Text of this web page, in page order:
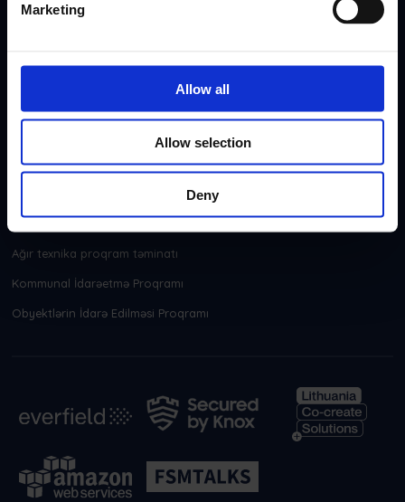
Marketing
Allow all
Allow selection
Deny
Frontu FSM Partnyor Proqramı
Bloq
sənayelər
Sahə Xidmətinin İdarə Edilməsi
Təhlükəsizlik İdarəetmə Proqramı
Ağır texnika proqram təminatı
Kommunal İdarəetmə Proqramı
Obyektlərin İdarə Edilməsi Proqramı